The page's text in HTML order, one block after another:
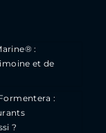
:
et de
:
?